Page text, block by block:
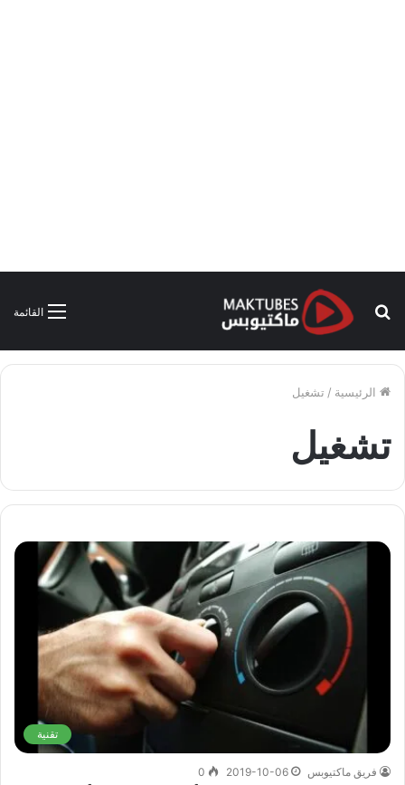
القائمة
بحث
الرئيسية / تشغيل
تشغيل
تقنية
فريق ماكتيوبس 2019-10-06
0